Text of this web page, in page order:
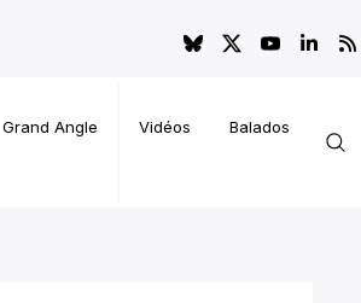
Grand Angle Vidéos Balados